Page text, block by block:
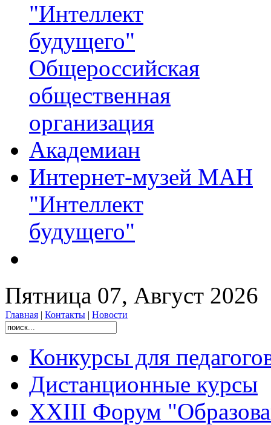
"Интеллект
будущего"
Общероссийская
общественная
организация
Академиан
Интернет-музей МАН
"Интеллект
будущего"
Пятница 07, Август 2026
Главная | Контакты | Новости
Конкурсы для
Дистанционные курсы
XXIII Форум